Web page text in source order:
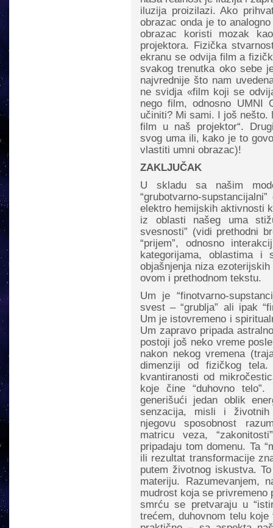
iluzija proizilazi. Ako
obrazac onda je to
obrazac koristi mozak
projektora. Fizička
ekranu se odvija film a
svakog trenutka oko sebe
najvrednije što nam
ne svidja «film koji se
nego film, odnosno UMNI
učiniti? Mi sami. I još nešto.
film u naš projektor“.
svog uma ili, kako je to
vlastiti umni obrazac)!
ZAKLJUČAK
U skladu sa našim
“grubotvarno-
elektro hemijskih aktivnosti
iz oblasti našeg uma
svesnosti” (vidi prethodni
“prijem”, odnosno
kategorijama, oblastima i
objašnjenja niza
ovom i prethodnom tekstu.
Um je “finotvarno-
svest – “grublja” ali ipak
Um je istovremeno i
Um zapravo pripada
postoji još neko vreme
nakon nekog vremena
dimenziji od fizičkog
kvantiranosti od
koje čine “duhovno
generišući jedan oblik
senzacija, misli i životnih
njegovu sposobnost
matricu veza,
pripadaju tom domenu. Ta
ili rezultat transformacije
putem životnog iskustva.
materiju. Razumevanjem,
mudrost koja se privremeno
smrću se pretvaraju u
trećem, duhovnom telu